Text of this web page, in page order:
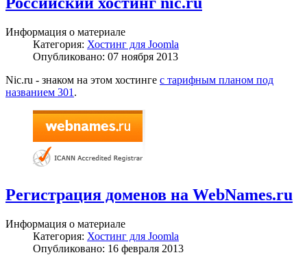
Информация о материале
Категория: Хостинг для Joomla
Опубликовано: 07 ноября 2013
Nic.ru - знаком на этом хостинге с тарифным планом под
названием 301 .
Регистрация доменов на WebNames.ru
Информация о материале
Категория: Хостинг для Joomla
Опубликовано: 16 февраля 2013